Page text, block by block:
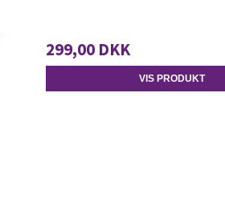
299,00 DKK
VIS PRODUKT